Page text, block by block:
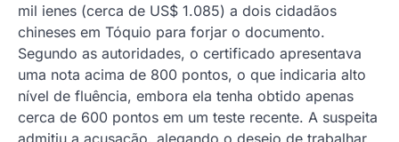
mil ienes (cerca de US$ 1.085) a dois cidadãos
chineses em Tóquio para forjar o documento.
Segundo as autoridades, o certificado apresentava
uma nota acima de 800 pontos, o que indicaria alto
nível de fluência, embora ela tenha obtido apenas
cerca de 600 pontos em um teste recente. A suspeita